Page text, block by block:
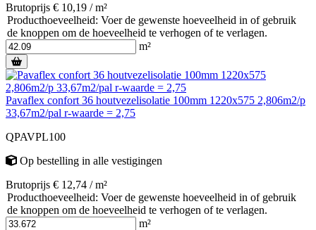
Brutoprijs € 10,19 / m²
Producthoeveelheid: Voer de gewenste hoeveelheid in of gebruik
de knoppen om de hoeveelheid te verhogen of te verlagen.
m²
Pavaflex confort 36 houtvezelisolatie 100mm 1220x575 2,806m2/p
33,67m2/pal r-waarde = 2,75
QPAVPL100
Op bestelling in alle vestigingen
Brutoprijs € 12,74 / m²
Producthoeveelheid: Voer de gewenste hoeveelheid in of gebruik
de knoppen om de hoeveelheid te verhogen of te verlagen.
m²